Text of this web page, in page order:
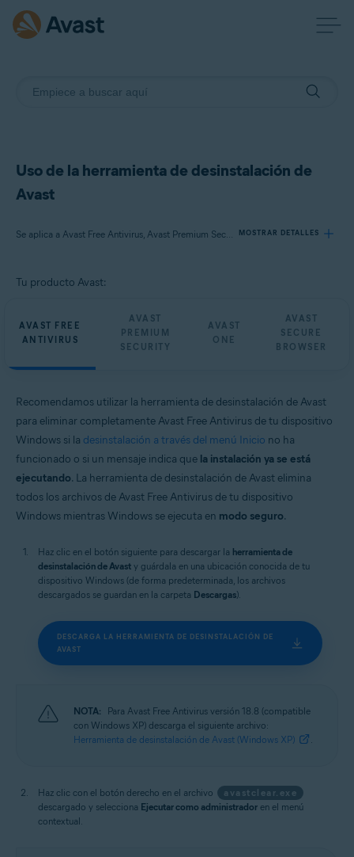
Uso de la herramienta de desinstalación de
Avast
Se aplica a Avast Free Antivirus, Avast Premium Security, Avast One, Avast Secure Browser MOSTRAR DETALLES
Avast Premium Security
Avast One
Tu producto Avast:
AVAST FREE
ANTIVIRUS
AVAST
PREMIUM
SECURITY
AVAST
ONE
AVAST
SECURE
BROWSER
Recomendamos utilizar la herramienta de desinstalación de Avast
para eliminar completamente Avast Free Antivirus de tu dispositivo
Windows si la desinstalación a través del menú Inicio no ha
funcionado o si un mensaje indica que la instalación ya se está
ejecutando. La herramienta de desinstalación de Avast elimina
todos los archivos de Avast Free Antivirus de tu dispositivo
Windows mientras Windows se ejecuta en modo seguro.
Haz clic en el botón siguiente para descargar la herramienta de
desinstalación de Avast y guárdala en una ubicación conocida de tu
dispositivo Windows (de forma predeterminada, los archivos
descargados se guardan en la carpeta Descargas).
DESCARGA LA HERRAMIENTA DE DESINSTALACIÓN DE
AVAST
NOTA:
Para Avast Free Antivirus versión 18.8 (compatible
con Windows XP) descarga el siguiente archivo:
Herramienta de desinstalación de Avast (Windows XP)
.
Haz clic con el botón derecho en el archivo
avastclear.exe
descargado y selecciona Ejecutar como administrador en el menú
contextual.